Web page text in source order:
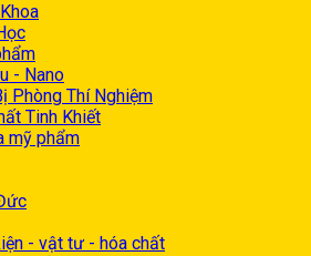
- Nano
Phòng Thí Nghiệm
Tinh Khiết
mỹ phẩm
- vật tư - hóa chất